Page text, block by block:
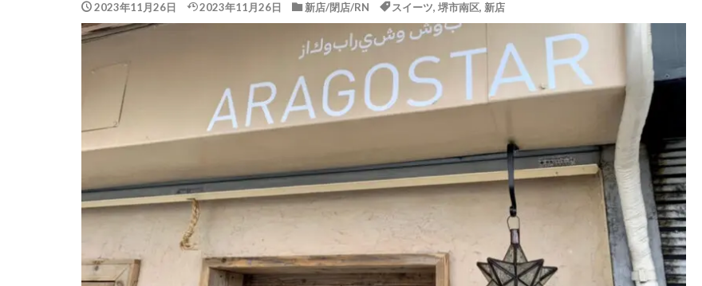
2023年11月26日 2023年11月26日 新店/閉店/RN スイーツ, 堺市南区, 新店